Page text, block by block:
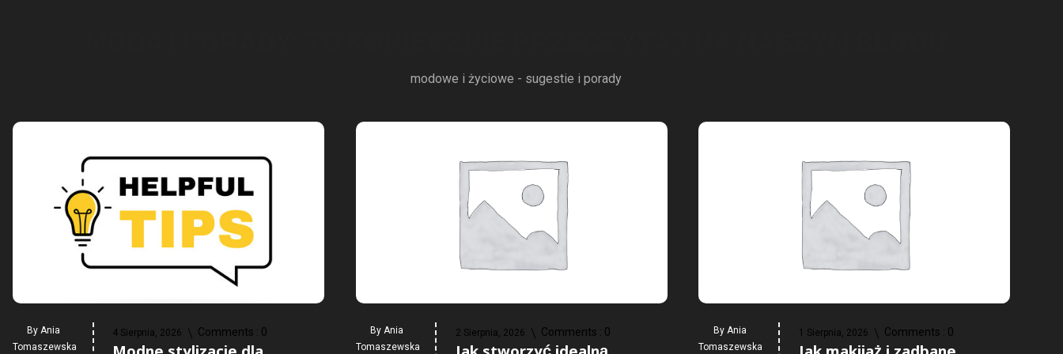
modowe i życiowe - sugestie i porady
ByAnia
Tomaszewska
4 Sierpnia, 2026 Comments : 0 By Ania
Tomaszewska
2 Sierpnia, 2026 Comments : 0 By Ania
Tomaszewska
1 Sierpnia, 2026 Comments : 0